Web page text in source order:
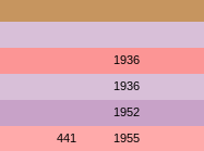
1936
1936
1952
441 1955